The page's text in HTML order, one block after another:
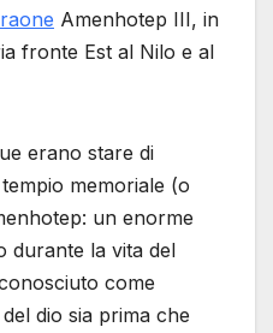
Amenhotep III, in
fronte Est al Nilo e al
erano stare di
memoriale (o
un enorme
durante la vita del
come
dio sia prima che